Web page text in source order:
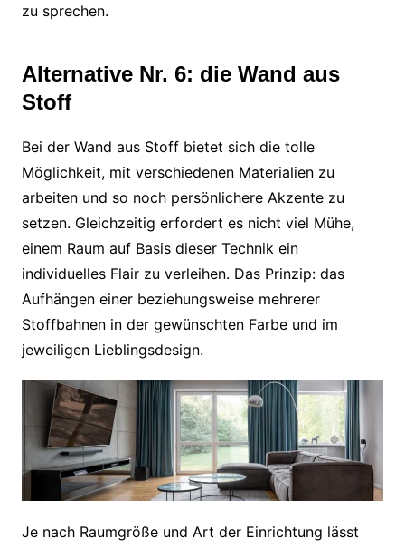
zu sprechen.
Alternative Nr. 6: die Wand aus
Stoff
Bei der Wand aus Stoff bietet sich die tolle
Möglichkeit, mit verschiedenen Materialien zu
arbeiten und so noch persönlichere Akzente zu
setzen. Gleichzeitig erfordert es nicht viel Mühe,
einem Raum auf Basis dieser Technik ein
individuelles Flair zu verleihen. Das Prinzip: das
Aufhängen einer beziehungsweise mehrerer
Stoffbahnen in der gewünschten Farbe und im
jeweiligen Lieblingsdesign.
Je nach Raumgröße und Art der Einrichtung lässt